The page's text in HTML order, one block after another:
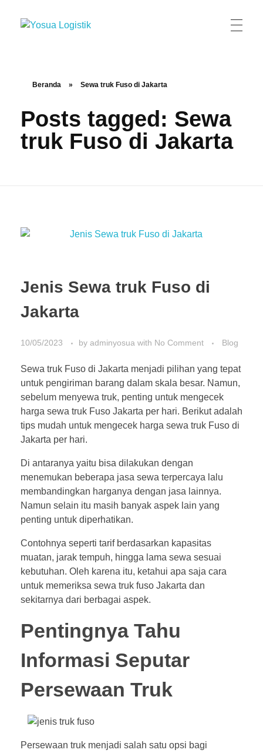
Beranda » Sewa truk Fuso di Jakarta
Posts tagged: Sewa
truk Fuso di Jakarta
Jenis Sewa truk Fuso di
Jakarta
10/05/2023 by adminyosua with No Comment Blog
Sewa truk Fuso di Jakarta menjadi pilihan yang tepat
untuk pengiriman barang dalam skala besar. Namun,
sebelum menyewa truk, penting untuk mengecek
harga sewa truk Fuso Jakarta per hari. Berikut adalah
tips mudah untuk mengecek harga sewa truk Fuso di
Jakarta per hari.
Di antaranya yaitu bisa dilakukan dengan
menemukan beberapa jasa sewa terpercaya lalu
membandingkan harganya dengan jasa lainnya.
Namun selain itu masih banyak aspek lain yang
penting untuk diperhatikan.
Contohnya seperti tarif berdasarkan kapasitas
muatan, jarak tempuh, hingga lama sewa sesuai
kebutuhan. Oleh karena itu, ketahui apa saja cara
untuk memeriksa sewa truk fuso Jakarta dan
sekitarnya dari berbagai aspek.
Pentingnya Tahu
Informasi Seputar
Persewaan Truk
Persewaan truk menjadi salah satu opsi bagi